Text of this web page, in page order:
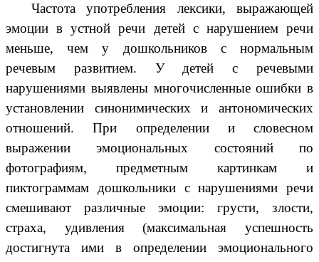
Частота употребления лексики, выражающей
эмоции в устной речи детей с нарушением речи
меньше, чем у дошкольников с нормальным
речевым развитием. У детей с речевыми
нарушениями выявлены многочисленные ошибки в
установлении синонимических и антономических
отношений. При определении и словесном
выражении эмоциональных состояний по
фотографиям, предметным картинкам и
пиктограммам дошкольники с нарушениями речи
смешивают различные эмоции: грусти, злости,
страха, удивления (максимальная успешность
достигнута ими в определении эмоционального